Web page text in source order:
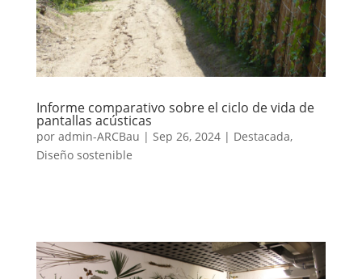
Informe comparativo sobre el ciclo de vida de
pantallas acústicas
por admin-ARCBau | Sep 26, 2024| Destacada,
Diseño sostenible